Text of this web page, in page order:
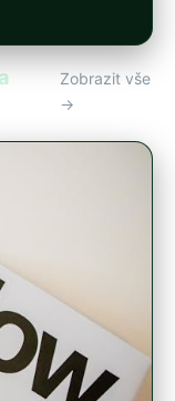
Zobrazit vše
→